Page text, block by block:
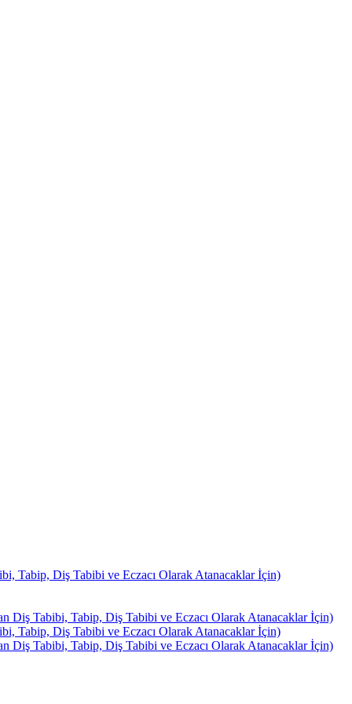
Tabip, Diş Tabibi ve Eczacı Olarak Atanacaklar İçin)
Diş Tabibi, Tabip, Diş Tabibi ve Eczacı Olarak Atanacaklar İçin)
Tabip, Diş Tabibi ve Eczacı Olarak Atanacaklar İçin)
Diş Tabibi, Tabip, Diş Tabibi ve Eczacı Olarak Atanacaklar İçin)